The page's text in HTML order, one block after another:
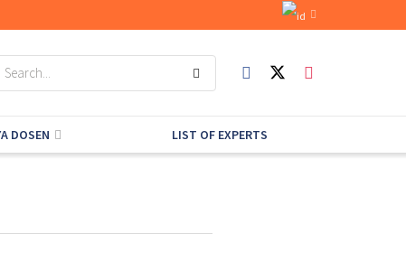
DOSEN LIST OF EXPERTS